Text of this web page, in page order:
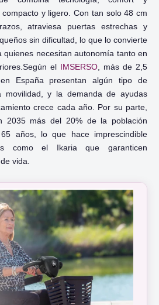
y ligero. Con tan solo 48 cm
atraviesa puertas estrechas y
sin dificultad, lo que lo convierte
quienes necesitan autonomía tanto en
el IMSERSO , más de 2,5
España presentan algún tipo de
movilidad, y la demanda de ayudas
crece cada año. Por su parte,
2035 más del 20% de la población
años, lo que hace imprescindible
como el Ikaria que garanticen
vida.